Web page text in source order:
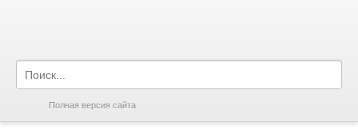
Полная версия сайта